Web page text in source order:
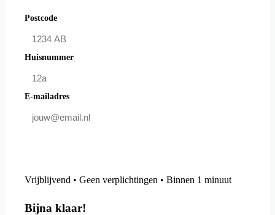
Postcode
Huisnummer
E-mailadres
Vrijblijvend • Geen verplichtingen • Binnen 1 minuut
Bijna klaar!